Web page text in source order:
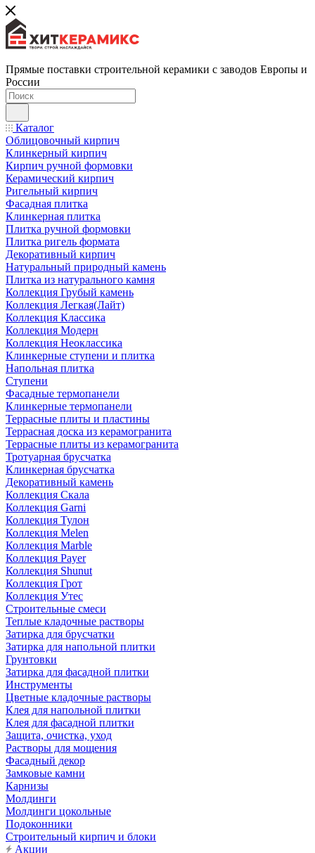
Прямые поставки строительной керамики с заводов Европы и
России
Каталог
Облицовочный кирпич
Клинкерный кирпич
Кирпич ручной формовки
Керамический кирпич
Ригельный кирпич
Фасадная плитка
Клинкерная плитка
Плитка ручной формовки
Плитка ригель формата
Декоративный кирпич
Натуральный природный камень
Плитка из натурального камня
Коллекция Грубый камень
Коллекция Легкая(Лайт)
Коллекция Классика
Коллекция Модерн
Коллекция Неоклассика
Клинкерные ступени и плитка
Напольная плитка
Ступени
Фасадные термопанели
Клинкерные термопанели
Террасные плиты и пластины
Террасная доска из керамогранита
Террасные плиты из керамогранита
Тротуарная брусчатка
Клинкерная брусчатка
Декоративный камень
Коллекция Скала
Коллекция Garni
Коллекция Тулон
Коллекция Melen
Коллекция Marble
Коллекция Payer
Коллекция Shunut
Коллекция Грот
Коллекция Утес
Строительные смеси
Теплые кладочные растворы
Затирка для брусчатки
Затирка для напольной плитки
Грунтовки
Затирка для фасадной плитки
Инструменты
Цветные кладочные растворы
Клея для напольной плитки
Клея для фасадной плитки
Защита, очистка, уход
Растворы для мощения
Фасадный декор
Замковые камни
Карнизы
Молдинги
Молдинги цокольные
Подоконники
Строительный кирпич и блоки
Акции